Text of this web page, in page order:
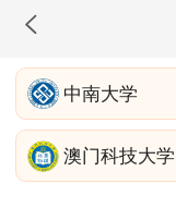
MBA工商管理
院校库 考试报名
考试真题
报考经验
中南大学
澳门科技大学